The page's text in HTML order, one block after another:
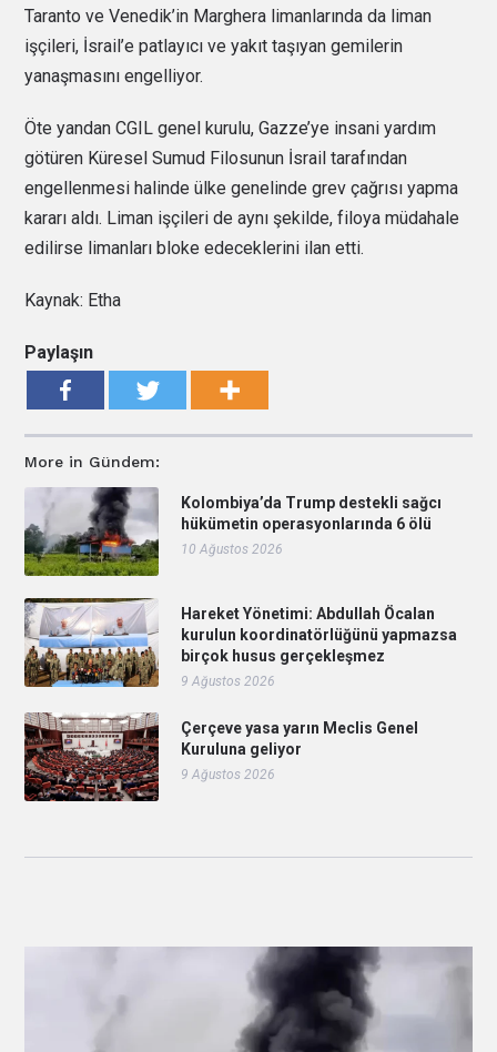
More in Gündem:
Kolombiya’da Trump destekli sağcı
hükümetin operasyonlarında 6 ölü
10 Ağustos 2026
Hareket Yönetimi: Abdullah Öcalan
kurulun koordinatörlüğünü yapmazsa
birçok husus gerçekleşmez
9 Ağustos 2026
Çerçeve yasa yarın Meclis Genel
Kuruluna geliyor
9 Ağustos 2026
Taranto ve Venedik’in Marghera limanlarında da liman
işçileri, İsrail’e patlayıcı ve yakıt taşıyan gemilerin
yanaşmasını engelliyor.
Öte yandan CGIL genel kurulu, Gazze’ye insani yardım
götüren Küresel Sumud Filosunun İsrail tarafından
engellenmesi halinde ülke genelinde grev çağrısı yapma
kararı aldı. Liman işçileri de aynı şekilde, filoya müdahale
edilirse limanları bloke edeceklerini ilan etti.
Kaynak: Etha
Paylaşın